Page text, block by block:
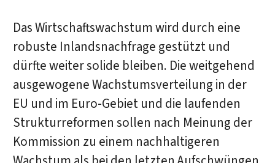
Das Wirtschaftswachstum wird durch eine
robuste Inlandsnachfrage gestützt und
dürfte weiter solide bleiben. Die weitgehend
ausgewogene Wachstumsverteilung in der
EU und im Euro-Gebiet und die laufenden
Strukturreformen sollen nach Meinung der
Kommission zu einem nachhaltigeren